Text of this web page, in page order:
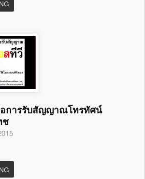
การรับสัญญาณโทรทัศน์
ช